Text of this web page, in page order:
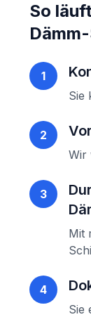
So
1
Sie
2
Wir
3
Mit
4
Sie